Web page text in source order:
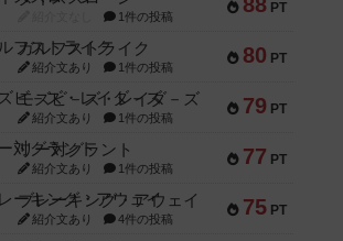
PT
1件の投稿
80 PT
ガルフストライク
紹介文あり 1件の投稿
79 PT
モズビ－ズ・レイダ－ズ
紹介文あり 1件の投稿
77 PT
リー対グラント
紹介文あり 1件の投稿
75 PT
ブレーキング・アウェイ
紹介文あり 4件の投稿